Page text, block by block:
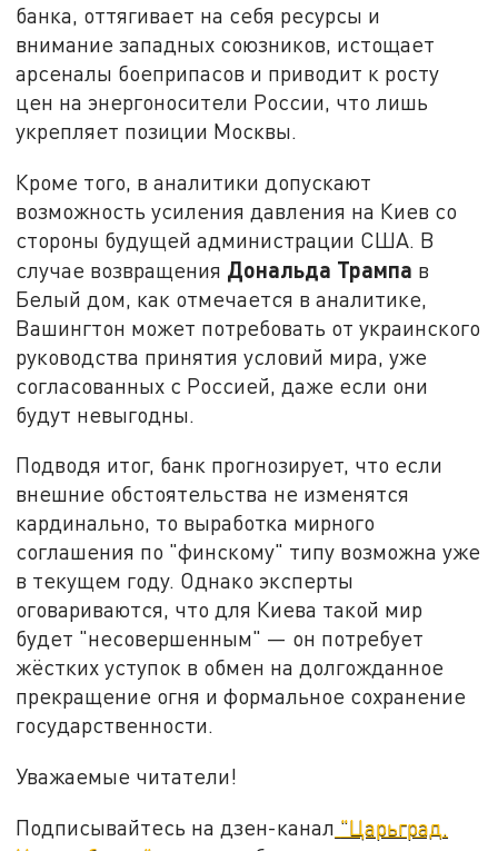
банка, оттягивает на себя ресурсы и
внимание западных союзников, истощает
арсеналы боеприпасов и приводит к росту
цен на энергоносители России, что лишь
укрепляет позиции Москвы.
Кроме того, в аналитики допускают
возможность усиления давления на Киев со
стороны будущей администрации США. В
случае возвращения Дональда Трампа в
Белый дом, как отмечается в аналитике,
Вашингтон может потребовать от украинского
руководства принятия условий мира, уже
согласованных с Россией, даже если они
будут невыгодны.
Подводя итог, банк прогнозирует, что если
внешние обстоятельства не изменятся
кардинально, то выработка мирного
соглашения по "финскому" типу возможна уже
в текущем году. Однако эксперты
оговариваются, что для Киева такой мир
будет "несовершенным" — он потребует
жёстких уступок в обмен на долгожданное
прекращение огня и формальное сохранение
государственности.
Уважаемые читатели!
Подписывайтесь на дзен-канал "Царьград.